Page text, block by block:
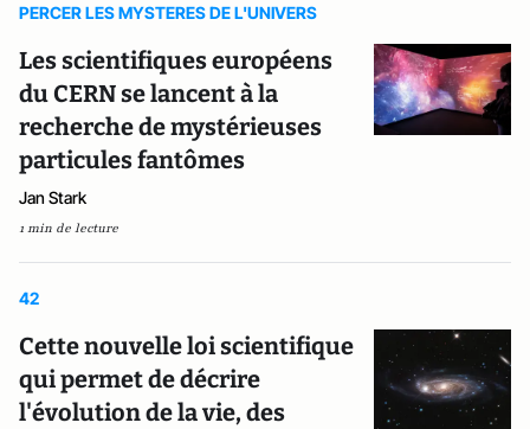
PERCER LES MYSTERES DE L'UNIVERS
Les scientifiques européens
du CERN se lancent à la
recherche de mystérieuses
particules fantômes
Jan Stark
1 min de lecture
42
Cette nouvelle loi scientifique
qui permet de décrire
l'évolution de la vie, des